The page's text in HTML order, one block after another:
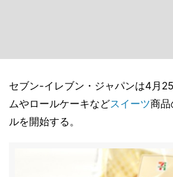
セブン-イレブン・ジャパンは4月
ムやロールケーキなどスイーツ商品
ルを開始する。